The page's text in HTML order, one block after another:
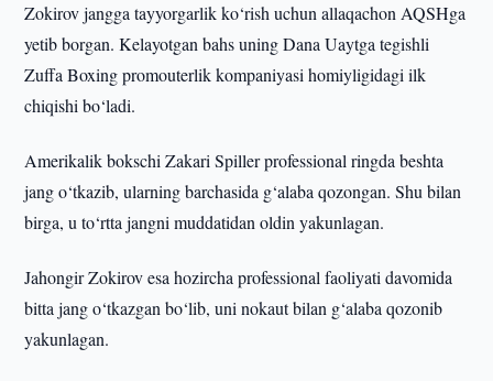
Zokirov jangga tayyorgarlik ko‘rish uchun allaqachon AQSHga
yetib borgan. Kelayotgan bahs uning Dana Uaytga tegishli
Zuffa Boxing promouterlik kompaniyasi homiyligidagi ilk
chiqishi bo‘ladi.
Amerikalik bokschi Zakari Spiller professional ringda beshta
jang o‘tkazib, ularning barchasida g‘alaba qozongan. Shu bilan
birga, u to‘rtta jangni muddatidan oldin yakunlagan.
Jahongir Zokirov esa hozircha professional faoliyati davomida
bitta jang o‘tkazgan bo‘lib, uni nokaut bilan g‘alaba qozonib
yakunlagan.